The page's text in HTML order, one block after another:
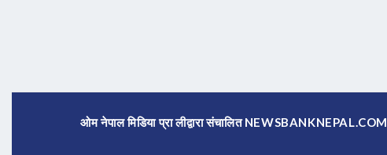
ओम नेपाल मिडिया प्रा लीद्वारा संचालित NEWSBANKNEPAL.COM